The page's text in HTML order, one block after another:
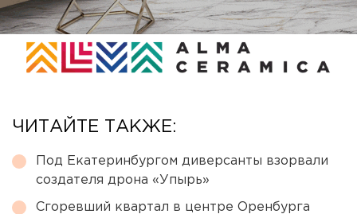
ЧИТАЙТЕ ТАКЖЕ:
Под Екатеринбургом диверсанты взорвали
создателя дрона «Упырь»
Сгоревший квартал в центре Оренбурга